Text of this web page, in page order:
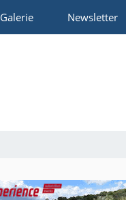
Galerie Newsletter